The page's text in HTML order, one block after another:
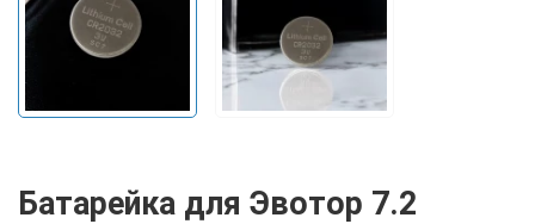
Батарейка для Эвотор 7.2